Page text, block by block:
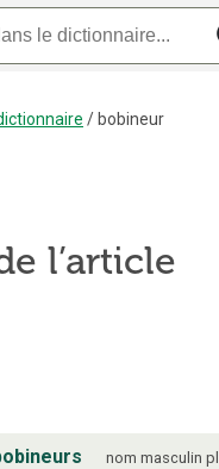
/ bobineur
l’article
nom masculin